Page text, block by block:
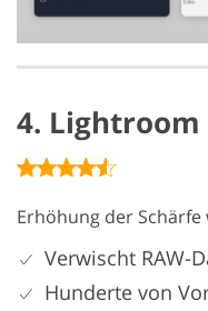
4. Lightroom
Erhöhung der
Verwischt RAW-
Hunderte von